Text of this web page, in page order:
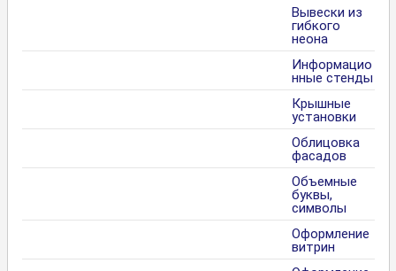
Вывески из
гибкого
неона
Информацио
нные стенды
Крышные
установки
Облицовка
фасадов
Объемные
буквы,
символы
Оформление
витрин